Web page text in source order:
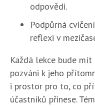
odpovědi.
Podpůrná
reflexi v
Každá lekce bude
pozváni k jeho
i prostor pro to, co
účastníků přinese.